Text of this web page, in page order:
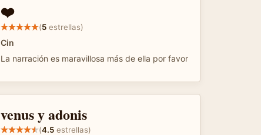
❤️
(5 estrellas)
Cin
La narración es maravillosa más de ella por favor
venus y adonis
(4.5 estrellas)